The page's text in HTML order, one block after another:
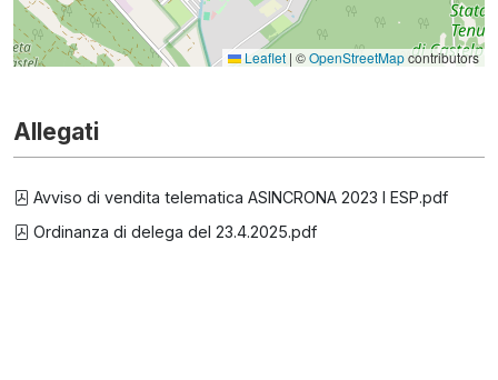
Leaflet | ©OpenStreetMapcontributors
Allegati
Avviso di vendita telematica ASINCRONA 2023 I ESP.pdf
Ordinanza di delega del 23.4.2025.pdf